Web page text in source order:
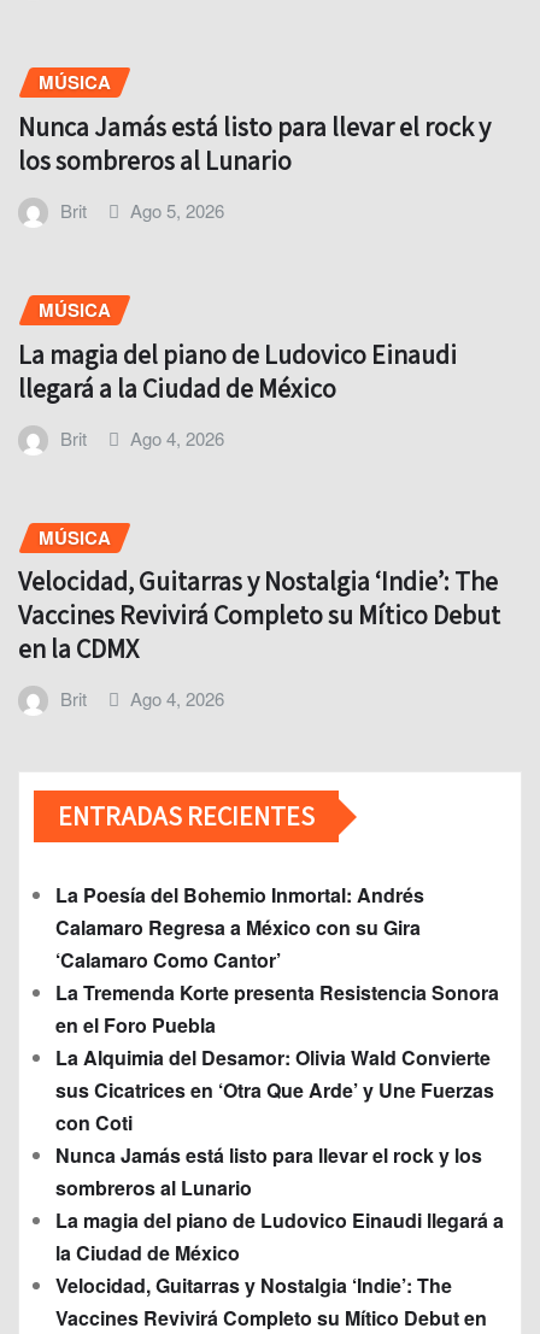
MÚSICA
Nunca Jamás está listo para llevar el rock y
los sombreros al Lunario
Brit Ago 5, 2026
MÚSICA
La magia del piano de Ludovico Einaudi
llegará a la Ciudad de México
Brit Ago 4, 2026
MÚSICA
Velocidad, Guitarras y Nostalgia ‘Indie’: The
Vaccines Revivirá Completo su Mítico Debut
en la CDMX
Brit Ago 4, 2026
ENTRADAS RECIENTES
La Poesía del Bohemio Inmortal: Andrés
Calamaro Regresa a México con su Gira
‘Calamaro Como Cantor’
La Tremenda Korte presenta Resistencia Sonora
en el Foro Puebla
La Alquimia del Desamor: Olivia Wald Convierte
sus Cicatrices en ‘Otra Que Arde’ y Une Fuerzas
con Coti
Nunca Jamás está listo para llevar el rock y los
sombreros al Lunario
La magia del piano de Ludovico Einaudi llegará a
la Ciudad de México
Velocidad, Guitarras y Nostalgia ‘Indie’: The
Vaccines Revivirá Completo su Mítico Debut en